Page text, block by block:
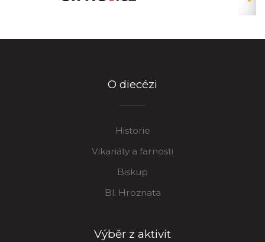
O diecézi
Historie
Vikariáty a farnosti
Biskup
Bl. Hroznata
Výběr z aktivit